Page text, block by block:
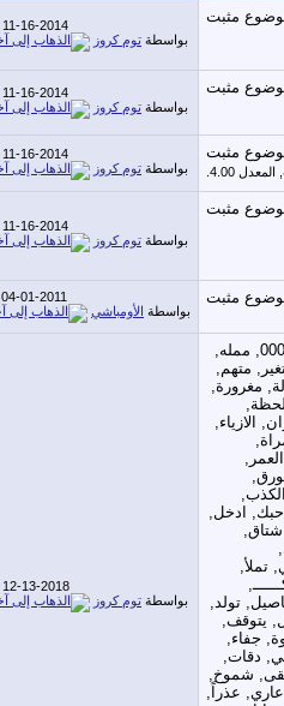
11-16-2014
بواسطة توم كروز
11-16-2014
بواسطة توم كروز
11-16-2014
بواسطة توم كروز
11-16-2014
بواسطة توم كروز
04-01-2011
بواسطة الأومباشي
12-13-2018
بواسطة توم كروز